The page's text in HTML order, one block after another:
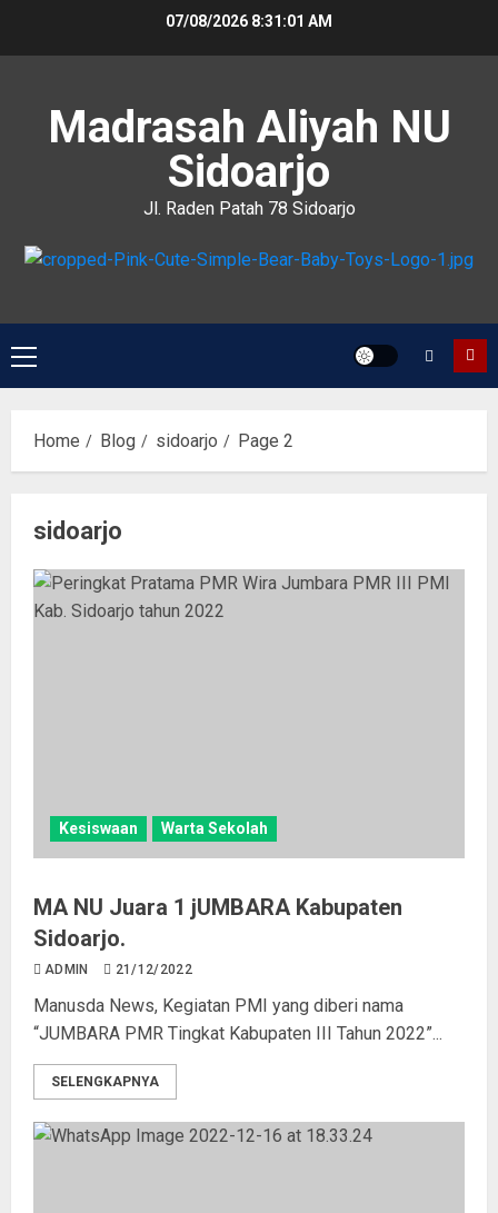
07/08/2026 8:31:01 AM
Madrasah Aliyah NU
Sidoarjo
Jl. Raden Patah 78 Sidoarjo
Home Blog sidoarjo Page 2
sidoarjo
Kesiswaan Warta Sekolah
MA NU Juara 1 jUMBARA Kabupaten
Sidoarjo.
ADMIN 21/12/2022
Manusda News, Kegiatan PMI yang diberi nama
“JUMBARA PMR Tingkat Kabupaten III Tahun 2022”...
SELENGKAPNYA